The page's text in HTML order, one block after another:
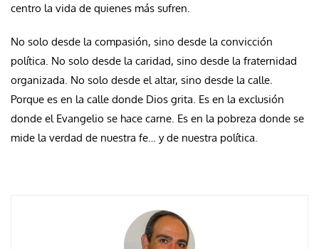
centro la vida de quienes más sufren.
No solo desde la compasión, sino desde la convicción
política. No solo desde la caridad, sino desde la fraternidad
organizada. No solo desde el altar, sino desde la calle.
Porque es en la calle donde Dios grita. Es en la exclusión
donde el Evangelio se hace carne. Es en la pobreza donde se
mide la verdad de nuestra fe… y de nuestra política.